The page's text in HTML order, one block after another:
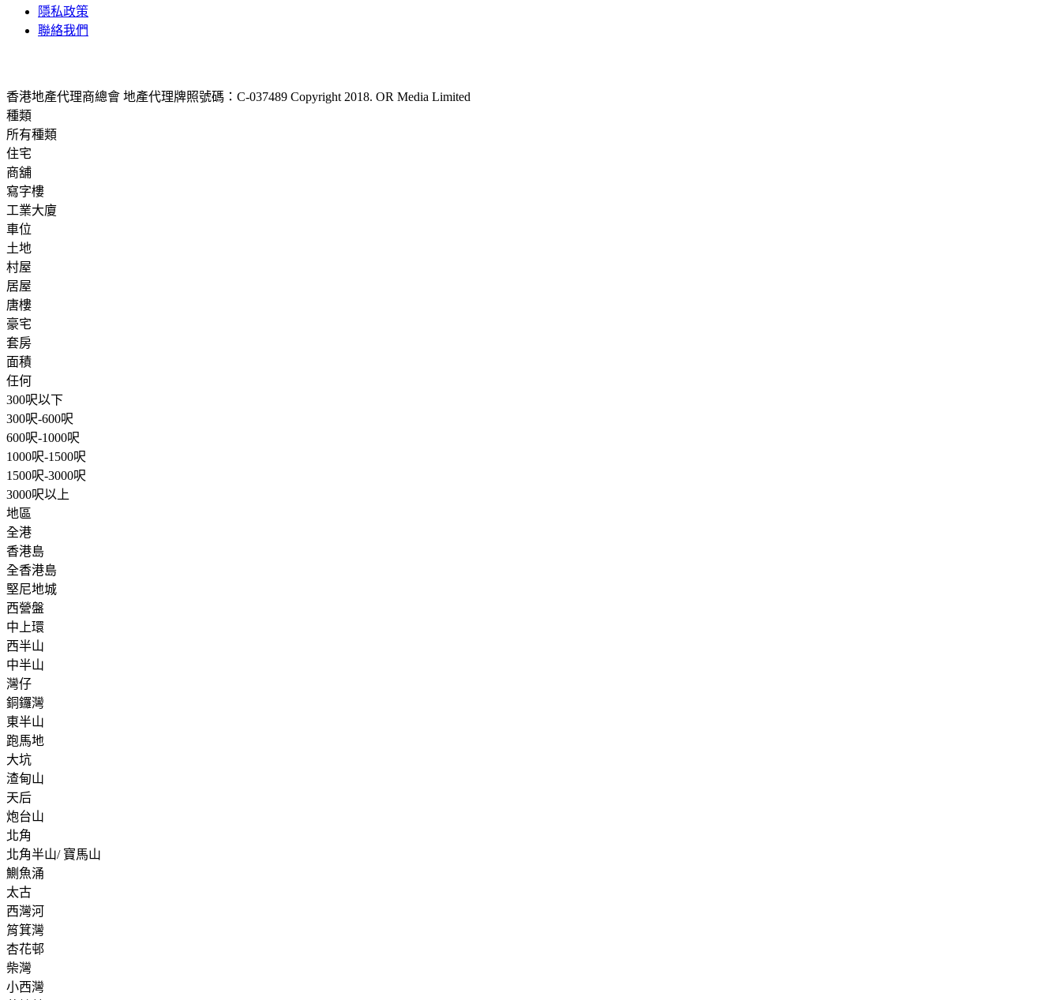
隱私政策
聯絡我們
香港地產代理商總會 地產代理牌照號碼：C-037489 Copyright 2018. OR Media Limited
種類
所有種類
住宅
商舖
寫字樓
工業大廈
車位
土地
村屋
居屋
唐樓
豪宅
套房
面積
任何
300呎以下
300呎-600呎
600呎-1000呎
1000呎-1500呎
1500呎-3000呎
3000呎以上
地區
全港
香港島
全香港島
堅尼地城
西營盤
中上環
西半山
中半山
灣仔
銅鑼灣
東半山
跑馬地
大坑
渣甸山
天后
炮台山
北角
北角半山/ 寶馬山
鰂魚涌
太古
西灣河
筲箕灣
杏花邨
柴灣
小西灣